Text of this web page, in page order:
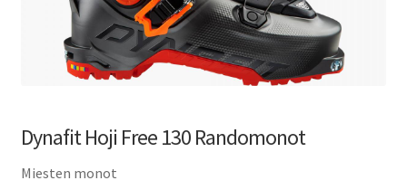
Dynafit Hoji Free 130 Randomonot
Miesten monot